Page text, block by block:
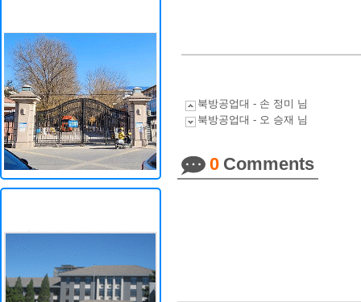
북방공업대 - 손 정미 님
북방공업대 - 오 승재 님
0 Comments